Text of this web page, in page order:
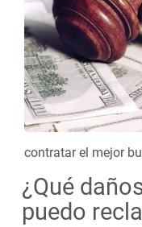
contratar el mejor
¿Qué
puedo